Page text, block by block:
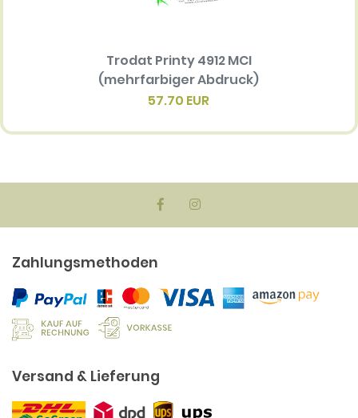
Trodat Printy 4912 MCI
(mehrfarbiger Abdruck)
57.70 EUR
Zahlungsmethoden
Versand & Lieferung